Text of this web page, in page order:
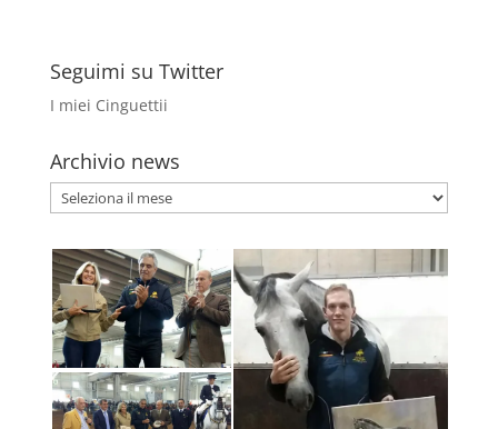
Seguimi su Twitter
I miei Cinguettii
Archivio news
Archivio
news